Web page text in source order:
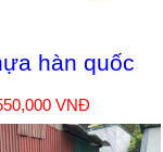
hàn quốc
VNĐ